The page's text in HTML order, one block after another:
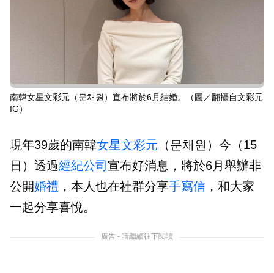
南韓女星文彩元（문채원）宣布將於6月結婚。（圖／翻攝自文彩元
IG）
現年39歲的南韓女星文彩元 （문채원）今（15
日）透過經紀公司 宣布好消息，將於6月舉辦非
公開婚禮 ，本人也在社群分享手寫信 ，和大家
一起分享喜悅。
廣告 - 請繼續往下閱讀